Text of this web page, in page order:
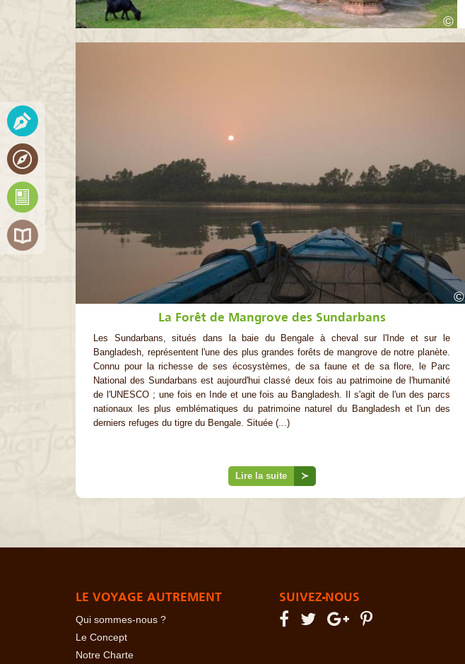
©
©
La Forêt de Mangrove des Sundarbans
Les Sundarbans, situés dans la baie du Bengale à cheval sur l'Inde et sur le
Bangladesh, représentent l'une des plus grandes forêts de mangrove de notre planète.
Connu pour la richesse de ses écosystèmes, de sa faune et de sa flore, le Parc
National des Sundarbans est aujourd'hui classé deux fois au patrimoine de l'humanité
de l'UNESCO ; une fois en Inde et une fois au Bangladesh. Il s'agit de l'un des parcs
nationaux les plus emblématiques du patrimoine naturel du Bangladesh et l'un des
derniers refuges du tigre du Bengale. Située (...)
Lire la suite ≻
LE VOYAGE AUTREMENT
Qui sommes-nous ?
Le Concept
Notre Charte
SUIVEZ-NOUS